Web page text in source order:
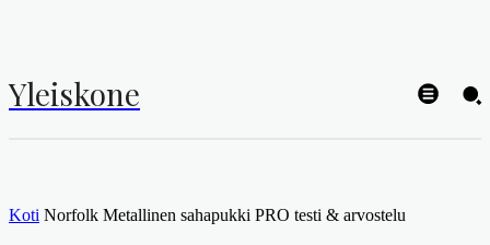
Yleiskone
Koti Norfolk Metallinen sahapukki PRO testi & arvostelu